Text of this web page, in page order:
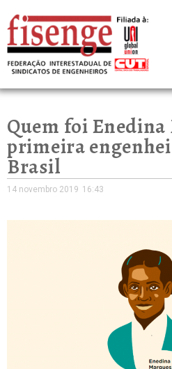
Quem foi Enedina
primeira
Brasil
14 novembro 2019 16:43